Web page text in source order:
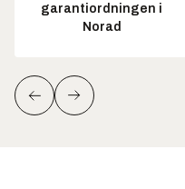
garantiordningen i
Norad